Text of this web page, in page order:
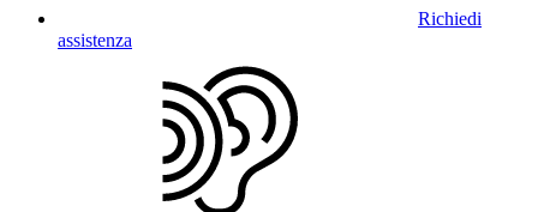
Richiedi
assistenza